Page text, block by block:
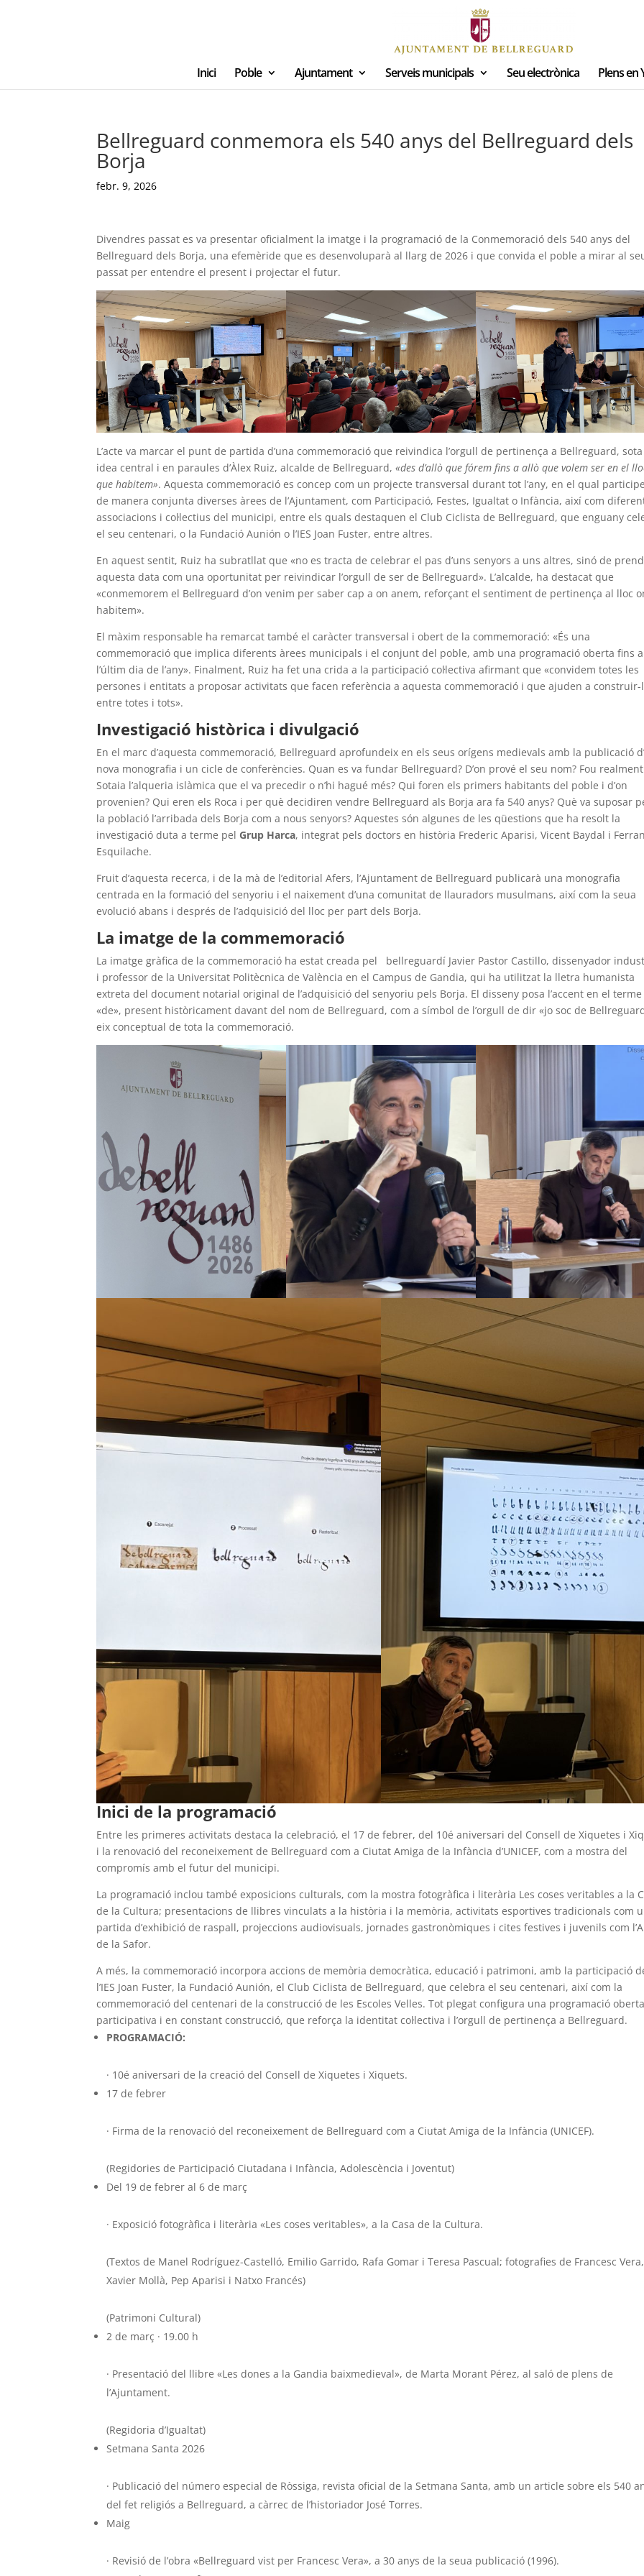
Inici Poble Ajuntament Serveis municipals Seu electrònica Plens en
Bellreguard conmemora els 540 anys del Bellreguard dels
Borja
febr. 9, 2026
Divendres passat es va presentar oficialment la imatge i la programació de la Conmemoració dels 540 anys del
Bellreguard dels Borja, una efemèride que es desenvoluparà al llarg de 2026 i que convida el poble a mirar al
passat per entendre el present i projectar el futur.
L’acte va marcar el punt de partida d’una commemoració que reivindica l’orgull de pertinença a Bellreguard,
idea central i en paraules d’Àlex Ruiz, alcalde de Bellreguard,«des d’allò que fórem fins a allò que volem ser en el
que habitem». Aquesta commemoració es concep com un projecte transversal durant tot l’any, en el qual
de manera conjunta diverses àrees de l’Ajuntament, com Participació, Festes, Igualtat o Infància, així com
associacions i col·lectius del municipi, entre els quals destaquen el Club Ciclista de Bellreguard, que enguany
el seu centenari, o la Fundació Aunión o l’IES Joan Fuster, entre altres.
En aquest sentit, Ruiz ha subratllat que «no es tracta de celebrar el pas d’uns senyors a uns altres, sinó de
aquesta data com una oportunitat per reivindicar l’orgull de ser de Bellreguard». L’alcalde, ha destacat que
«conmemorem el Bellreguard d’on venim per saber cap a on anem, reforçant el sentiment de pertinença al lloc
habitem».
El màxim responsable ha remarcat també el caràcter transversal i obert de la commemoració: «És una
commemoració que implica diferents àrees municipals i el conjunt del poble, amb una programació oberta fins a
l’últim dia de l’any». Finalment, Ruiz ha fet una crida a la participació col·lectiva afirmant que «convidem totes les
persones i entitats a proposar activitats que facen referència a aquesta commemoració i que ajuden a construir-
entre totes i tots».
Investigació històrica i divulgació
En el marc d’aquesta commemoració, Bellreguard aprofundeix en els seus orígens medievals amb la publicació
nova monografia i un cicle de conferències. Quan es va fundar Bellreguard? D’on prové el seu nom? Fou realment
Sotaia l’alqueria islàmica que el va precedir o n’hi hagué més? Qui foren els primers habitants del poble i d’on
provenien? Qui eren els Roca i per què decidiren vendre Bellreguard als Borja ara fa 540 anys? Què va suposar
la població l’arribada dels Borja com a nous senyors? Aquestes són algunes de les qüestions que ha resolt la
investigació duta a terme pel Grup Harca, integrat pels doctors en història Frederic Aparisi, Vicent Baydal i
Esquilache.
Fruit d’aquesta recerca, i de la mà de l’editorial Afers, l’Ajuntament de Bellreguard publicarà una monografia
centrada en la formació del senyoriu i el naixement d’una comunitat de llauradors musulmans, així com la seua
evolució abans i després de l’adquisició del lloc per part dels Borja.
La imatge de la commemoració
La imatge gràfica de la commemoració ha estat creada pel bellreguardí Javier Pastor Castillo, dissenyador
i professor de la Universitat Politècnica de València en el Campus de Gandia, qui ha utilitzat la lletra humanista
extreta del document notarial original de l’adquisició del senyoriu pels Borja. El disseny posa l’accent en el terme
«de», present històricament davant del nom de Bellreguard, com a símbol de l’orgull de dir «jo soc de
eix conceptual de tota la commemoració.
Inici de la programació
Entre les primeres activitats destaca la celebració, el 17 de febrer, del 10é aniversari del Consell de Xiquetes i
i la renovació del reconeixement de Bellreguard com a Ciutat Amiga de la Infància d’UNICEF, com a mostra del
compromís amb el futur del municipi.
La programació inclou també exposicions culturals, com la mostra fotogràfica i literària Les coses veritables a la
de la Cultura; presentacions de llibres vinculats a la història i la memòria, activitats esportives tradicionals com
partida d’exhibició de raspall, projeccions audiovisuals, jornades gastronòmiques i cites festives i juvenils com
de la Safor.
A més, la commemoració incorpora accions de memòria democràtica, educació i patrimoni, amb la participació
l’IES Joan Fuster, la Fundació Aunión, el Club Ciclista de Bellreguard, que celebra el seu centenari, així com la
commemoració del centenari de la construcció de les Escoles Velles. Tot plegat configura una programació
participativa i en constant construcció, que reforça la identitat col·lectiva i l’orgull de pertinença a Bellreguard.
PROGRAMACIÓ:
· 10é aniversari de la creació del Consell de Xiquetes i Xiquets.
17 de febrer
· Firma de la renovació del reconeixement de Bellreguard com a Ciutat Amiga de la Infància (UNICEF).
(Regidories de Participació Ciutadana i Infància, Adolescència i Joventut)
Del 19 de febrer al 6 de març
· Exposició fotogràfica i literària «Les coses veritables», a la Casa de la Cultura.
(Textos de Manel Rodríguez-Castelló, Emilio Garrido, Rafa Gomar i Teresa Pascual; fotografies de Francesc Vera,
Xavier Mollà, Pep Aparisi i Natxo Francés)
(Patrimoni Cultural)
2 de març · 19.00 h
· Presentació del llibre «Les dones a la Gandia baixmedieval», de Marta Morant Pérez, al saló de plens de
l’Ajuntament.
(Regidoria d’Igualtat)
Setmana Santa 2026
· Publicació del número especial de Ròssiga, revista oficial de la Setmana Santa, amb un article sobre els 540
del fet religiós a Bellreguard, a càrrec de l’historiador José Torres.
Maig
· Revisió de l’obra «Bellreguard vist per Francesc Vera», a 30 anys de la seua publicació (1996).